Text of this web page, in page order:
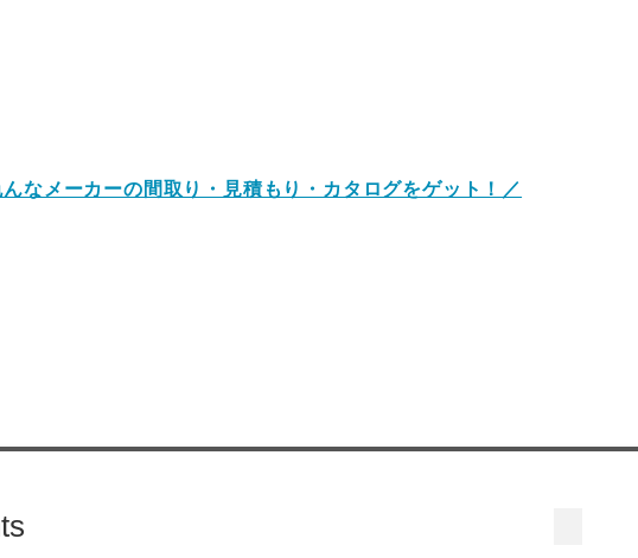
んなメーカーの間取り・見積もり・カタログをゲット！／